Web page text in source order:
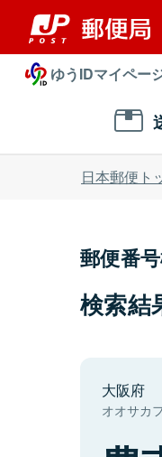
ゆうIDマイペー
日本郵便ト
郵便番
検索結
大阪府
オオサカフ